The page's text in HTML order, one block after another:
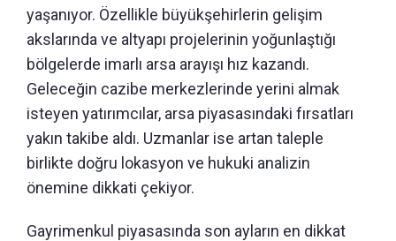
yaşanıyor. Özellikle büyükşehirlerin gelişim
akslarında ve altyapı projelerinin yoğunlaştığı
bölgelerde imarlı arsa arayışı hız kazandı.
Geleceğin cazibe merkezlerinde yerini almak
isteyen yatırımcılar, arsa piyasasındaki fırsatları
yakın takibe aldı. Uzmanlar ise artan taleple
birlikte doğru lokasyon ve hukuki analizin
önemine dikkati çekiyor.
Gayrimenkul piyasasında son ayların en dikkat